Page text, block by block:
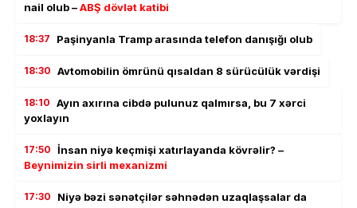
nail olub –ABŞ dövlət katibi
18:37 Paşinyanla Tramp arasında telefon danışığı olub
18:30 Avtomobilin ömrünü qısaldan 8 sürücülük vərdişi
18:10 Ayın axırına cibdə pulunuz qalmırsa, bu 7 xərci
yoxlayın
17:50 İnsan niyə keçmişi xatırlayanda kövrəlir? –
Beynimizin sirli mexanizmi
17:30
Niyə bəzi sənətçilər səhnədən uzaqlaşsalar da